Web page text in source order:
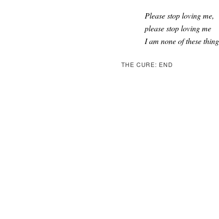
Please stop loving me,
please stop loving me
I am none of these
THE CURE: END